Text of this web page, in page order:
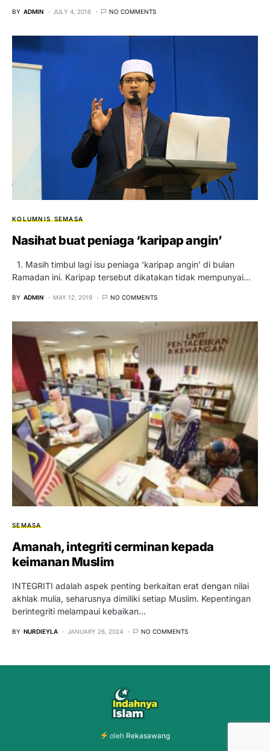
BY ADMIN JULY 4, 2016 NO COMMENTS
KOLUMNIS SEMASA
Nasihat buat peniaga ‘karipap angin’
1. Masih timbul lagi isu peniaga ‘karipap angin’ di bulan
Ramadan ini. Karipap tersebut dikatakan tidak mempunyai…
BY ADMIN MAY 12, 2019 NO COMMENTS
SEMASA
Amanah, integriti cerminan kepada
keimanan Muslim
INTEGRITI adalah aspek penting berkaitan erat dengan nilai
akhlak mulia, seharusnya dimiliki setiap Muslim. Kepentingan
berintegriti melampaui kebaikan…
BY NURDIEYLA JANUARY 26, 2024 NO COMMENTS
oleh Rekasawang